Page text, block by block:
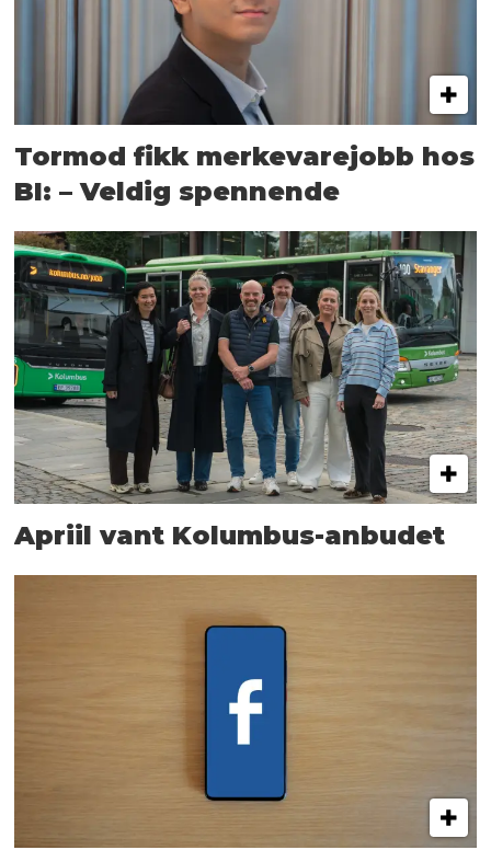
Tormod fikk merkevarejobb hos
BI: – Veldig spennende
Apriil vant Kolumbus-anbudet